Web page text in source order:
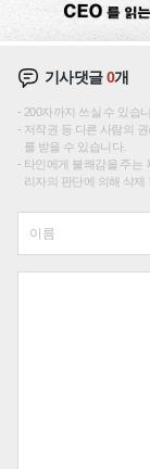
기사댓글0개
200자까지 쓰실 수 있습
저작권 등 다른 사람의
를 받을 수 있습니다.
타인에게 불쾌감을 주는
리자의 판단에 의해 삭제